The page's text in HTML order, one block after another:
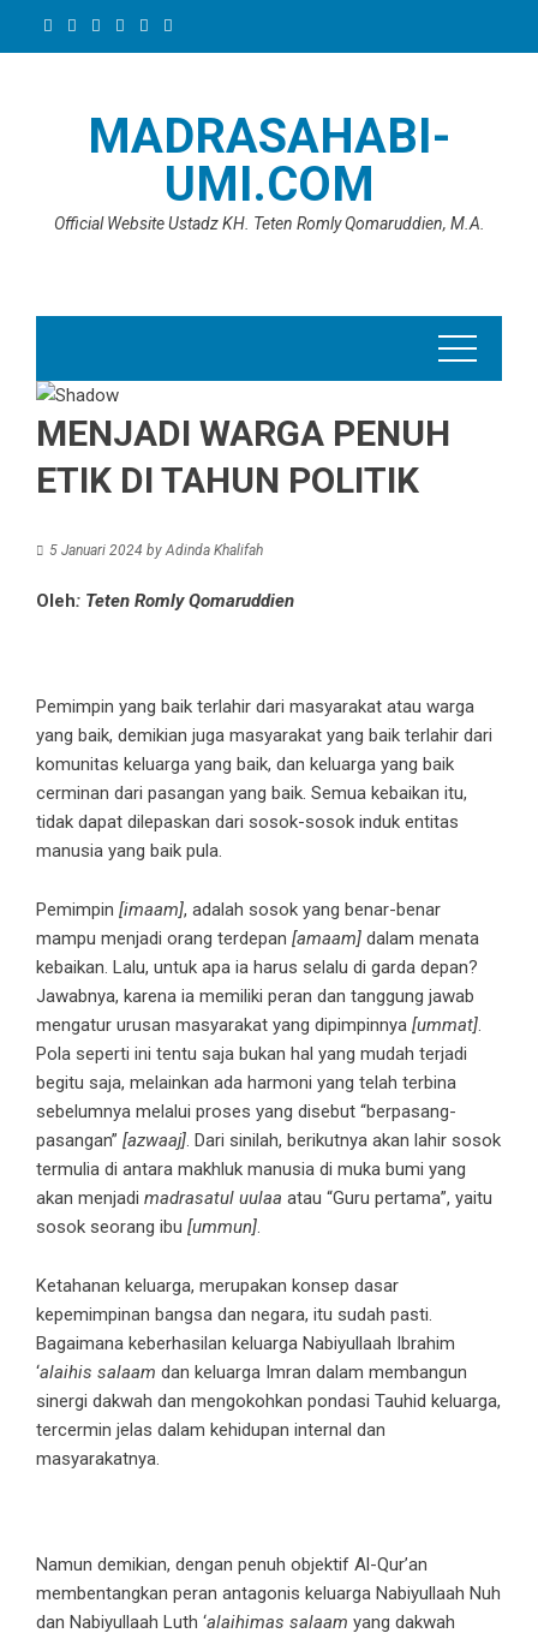
MADRASAHABI-
UMI.COM
Official Website Ustadz KH. Teten Romly Qomaruddien, M.A.
MENJADI WARGA PENUH
ETIK DI TAHUN POLITIK
5 Januari 2024 byAdinda Khalifah
Oleh: Teten Romly Qomaruddien
Pemimpin yang baik terlahir dari masyarakat atau warga
yang baik, demikian juga masyarakat yang baik terlahir dari
komunitas keluarga yang baik, dan keluarga yang baik
cerminan dari pasangan yang baik. Semua kebaikan itu,
tidak dapat dilepaskan dari sosok-sosok induk entitas
manusia yang baik pula.
Pemimpin [imaam], adalah sosok yang benar-benar
mampu menjadi orang terdepan [amaam] dalam menata
kebaikan. Lalu, untuk apa ia harus selalu di garda depan?
Jawabnya, karena ia memiliki peran dan tanggung jawab
mengatur urusan masyarakat yang dipimpinnya [ummat].
Pola seperti ini tentu saja bukan hal yang mudah terjadi
begitu saja, melainkan ada harmoni yang telah terbina
sebelumnya melalui proses yang disebut “berpasang-
pasangan” [azwaaj]. Dari sinilah, berikutnya akan lahir sosok
termulia di antara makhluk manusia di muka bumi yang
akan menjadi madrasatul uulaa atau “Guru pertama”, yaitu
sosok seorang ibu [ummun].
Ketahanan keluarga, merupakan konsep dasar
kepemimpinan bangsa dan negara, itu sudah pasti.
Bagaimana keberhasilan keluarga Nabiyullaah Ibrahim
‘alaihis salaam dan keluarga Imran dalam membangun
sinergi dakwah dan mengokohkan pondasi Tauhid keluarga,
tercermin jelas dalam kehidupan internal dan
masyarakatnya.
Namun demikian, dengan penuh objektif Al-Qur’an
membentangkan peran antagonis keluarga Nabiyullaah Nuh
dan Nabiyullaah Luth ‘alaihimas salaam yang dakwah